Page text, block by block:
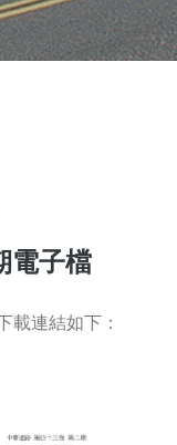
電子檔
載連結如下：